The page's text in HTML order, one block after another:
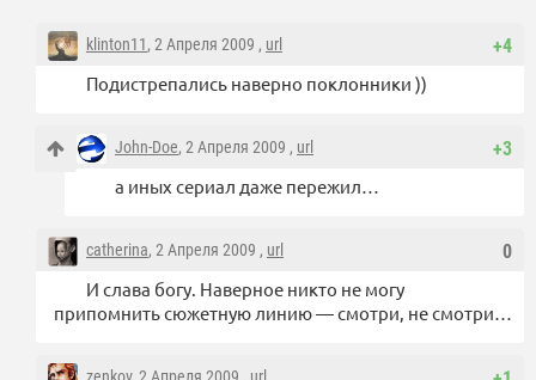
+4
klinton11, 2 Апреля 2009 , url
Подистрепались наверно поклонники ))
+3
John-Doe, 2 Апреля 2009 , url
а иных сериал даже пережил…
0
catherina, 2 Апреля 2009 , url
И слава богу. Наверное никто не могу
припомнить сюжетную линию — смотри, не смотри…